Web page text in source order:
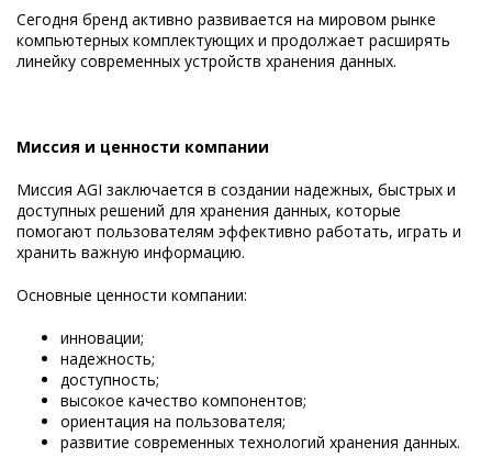
Сегодня бренд активно развивается на мировом рынке
компьютерных комплектующих и продолжает расширять
линейку современных устройств хранения данных.
Миссия и ценности компании
Миссия AGI заключается в создании надежных, быстрых и
доступных решений для хранения данных, которые
помогают пользователям эффективно работать, играть и
хранить важную информацию.
Основные ценности компании:
инновации;
надежность;
доступность;
высокое качество компонентов;
ориентация на пользователя;
развитие современных технологий хранения данных.